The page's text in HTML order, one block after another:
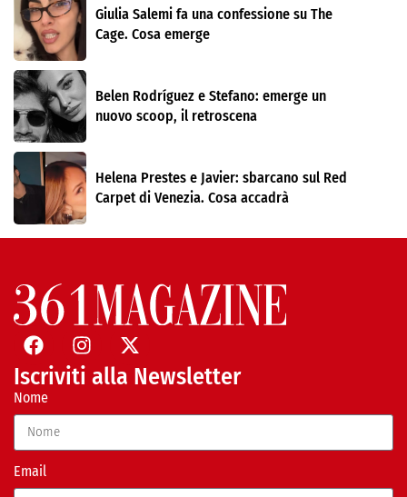
Giulia Salemi fa una confessione su The
Cage. Cosa emerge
Belen Rodríguez e Stefano: emerge un
nuovo scoop, il retroscena
Helena Prestes e Javier: sbarcano sul Red
Carpet di Venezia. Cosa accadrà
Iscriviti alla Newsletter
Nome
Email